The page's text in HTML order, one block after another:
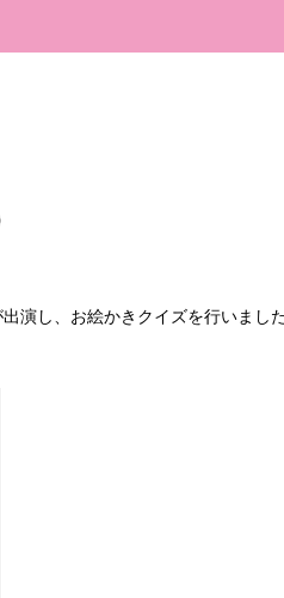
演し、お絵かきクイズを行いま